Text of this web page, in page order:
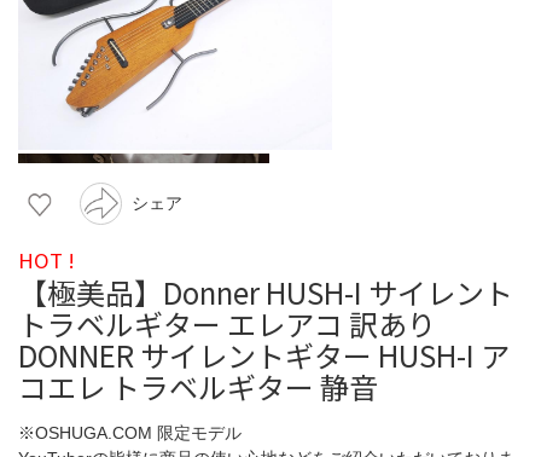
シェア
HOT !
【極美品】Donner HUSH-I サイレント
トラベルギター エレアコ 訳あり
DONNER サイレントギター HUSH-I ア
コエレ トラベルギター 静音
※OSHUGA.COM 限定モデル